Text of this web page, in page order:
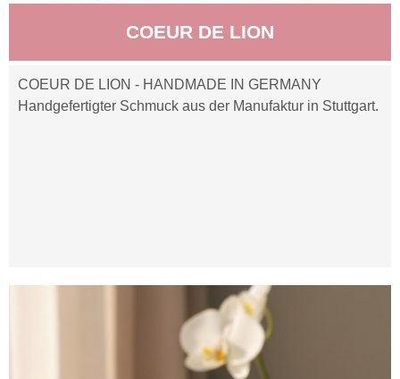
COEUR DE LION
COEUR DE LION - HANDMADE IN GERMANY
Handgefertigter Schmuck aus der Manufaktur in Stuttgart.